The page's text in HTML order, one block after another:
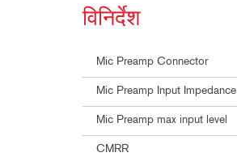
विनिर्देश
Mic Preamp Connector
Mic Preamp Input Impedance
Mic Preamp max input level
CMRR